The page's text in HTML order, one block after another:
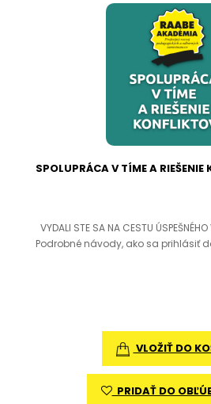
SPOLUPRÁCA V TÍME A RIEŠENIE
VYDALI STE SA NA CESTU
Podrobné návody, ako sa prihlásiť
VLOŽIŤ DO
PRIDAŤ DO